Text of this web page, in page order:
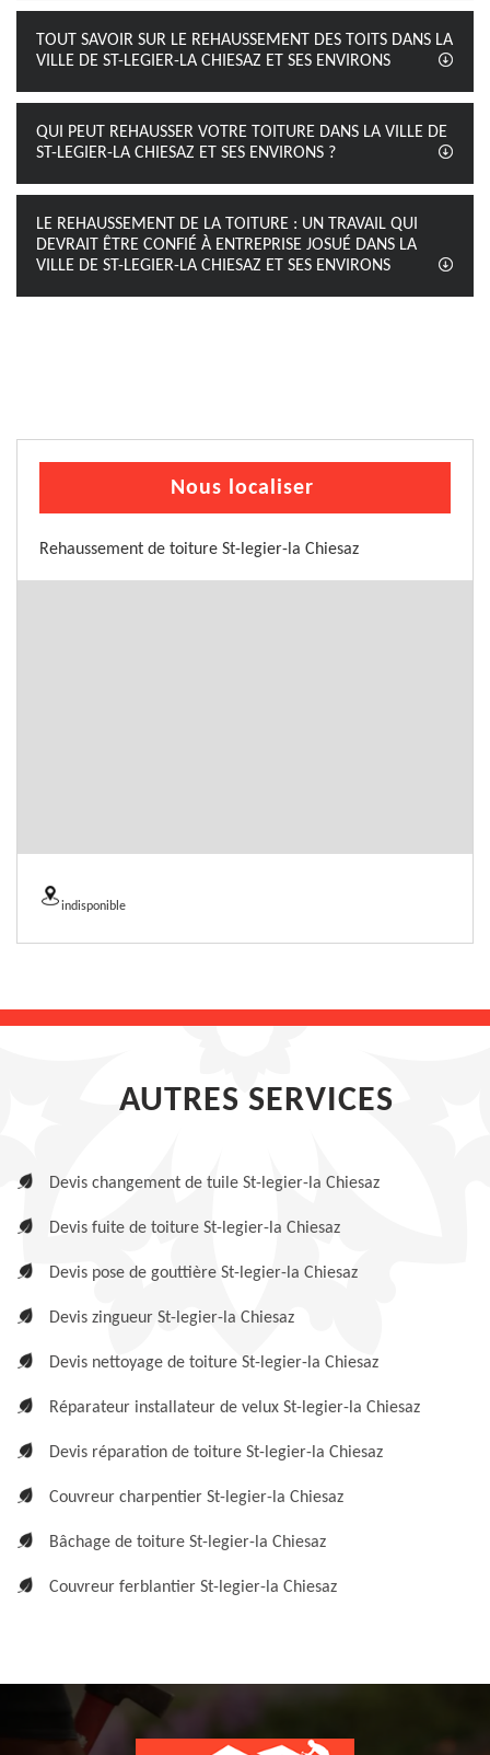
TOUT SAVOIR SUR LE REHAUSSEMENT DES TOITS DANS LA
VILLE DE ST-LEGIER-LA CHIESAZ ET SES ENVIRONS
QUI PEUT REHAUSSER VOTRE TOITURE DANS LA VILLE DE
ST-LEGIER-LA CHIESAZ ET SES ENVIRONS ?
LE REHAUSSEMENT DE LA TOITURE : UN TRAVAIL QUI
DEVRAIT ÊTRE CONFIÉ À ENTREPRISE JOSUÉ DANS LA
VILLE DE ST-LEGIER-LA CHIESAZ ET SES ENVIRONS
Nous localiser
Rehaussement de toiture St-legier-la Chiesaz
indisponible
AUTRES SERVICES
Devis changement de tuile St-legier-la Chiesaz
Devis fuite de toiture St-legier-la Chiesaz
Devis pose de gouttière St-legier-la Chiesaz
Devis zingueur St-legier-la Chiesaz
Devis nettoyage de toiture St-legier-la Chiesaz
Réparateur installateur de velux St-legier-la Chiesaz
Devis réparation de toiture St-legier-la Chiesaz
Couvreur charpentier St-legier-la Chiesaz
Bâchage de toiture St-legier-la Chiesaz
Couvreur ferblantier St-legier-la Chiesaz